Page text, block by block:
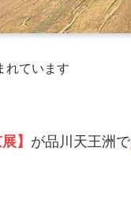
れています
】 が品川天王洲で